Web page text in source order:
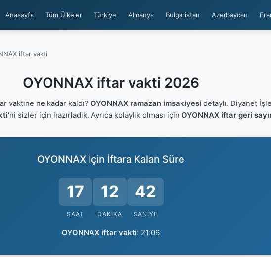
Anasayfa Tüm Ülkeler Türkiye Almanya Bulgaristan Azerbaycan
iftar vakti
OYONNAX iftar vakti 2026
vaktine ne kadar kaldı? OYONNAX ramazan imsakiyesi detaylı. Diyanet
'ni sizler için hazırladık. Ayrıca kolaylık olması için OYONNAX iftar geri
OYONNAX İçin İftara Kalan Süre
17
SAAT
12
DAKIKA
42
SANIYE
OYONNAX iftar vakti: 21:06